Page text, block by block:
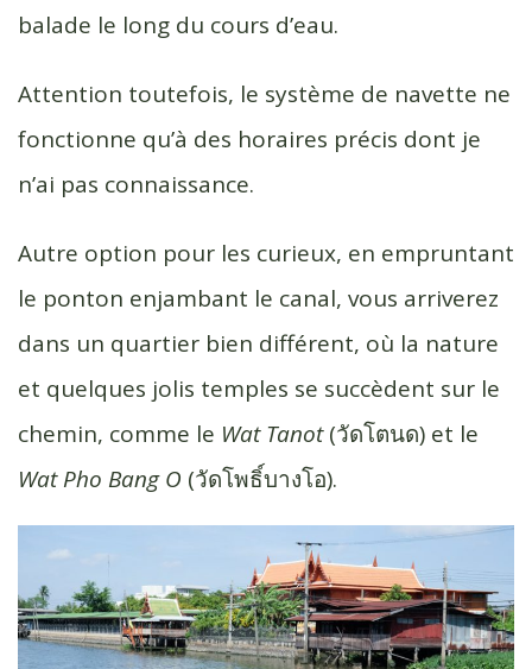
balade le long du cours d’eau.
Attention toutefois, le système de navette ne
fonctionne qu’à des horaires précis dont je
n’ai pas connaissance.
Autre option pour les curieux, en empruntant
le ponton enjambant le canal, vous arriverez
dans un quartier bien différent, où la nature
et quelques jolis temples se succèdent sur le
chemin, comme le Wat Tanot(วัดโตนด) et le
Wat Pho Bang O (วัดโพธิ์บางโอ).